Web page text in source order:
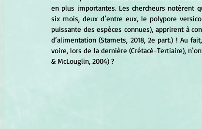
en plus importantes. Les chercheurs notèrent
six mois, deux d’entre eux, le polypore
puissante des espèces connues), apprirent à
d’alimentation (Stamets, 2018, 2e part.) ! Au
voire, lors de la dernière (Crétacé-Tertiaire),
& McLouglin, 2004) ?